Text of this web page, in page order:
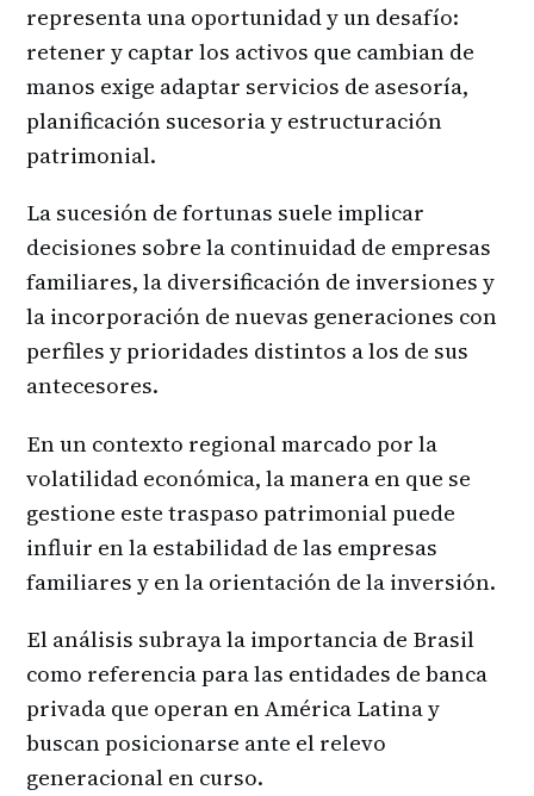
representa una oportunidad y un desafío:
retener y captar los activos que cambian de
manos exige adaptar servicios de asesoría,
planificación sucesoria y estructuración
patrimonial.
La sucesión de fortunas suele implicar
decisiones sobre la continuidad de empresas
familiares, la diversificación de inversiones y
la incorporación de nuevas generaciones con
perfiles y prioridades distintos a los de sus
antecesores.
En un contexto regional marcado por la
volatilidad económica, la manera en que se
gestione este traspaso patrimonial puede
influir en la estabilidad de las empresas
familiares y en la orientación de la inversión.
El análisis subraya la importancia de Brasil
como referencia para las entidades de banca
privada que operan en América Latina y
buscan posicionarse ante el relevo
generacional en curso.